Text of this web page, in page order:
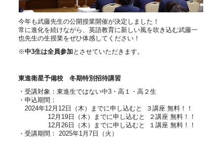
今年も武藤先生の公開授業開催が決定しました！
常に進化を続けながら、英語教育に新しい風を吹き込む武藤一
也先生の生授業をぜひ体感してください！
※中3生は全員参加とさせていただきます。
東進衛星予備校 冬期特別招待講習
・受講対象：東進生ではない中3・高１・高２生
・申込期間：
2024年12月12日（木）までに申し込むと ３講座 無料！！
12月19日（木）までに申し込むと ２講座 無料！！
12月26日（木）までに申し込むと １講座 無料！！
・受講期間： 2025年1月7日（火）